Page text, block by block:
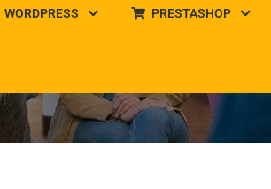
WORDPRESS PRESTASHOP